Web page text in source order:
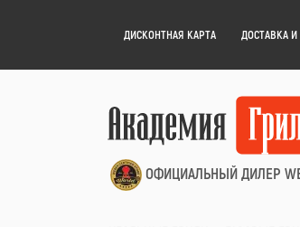
ДИСКОНТНАЯ КАРТА ДОСТАВКА
ОФИЦИАЛЬНЫЙ ДИЛЕР